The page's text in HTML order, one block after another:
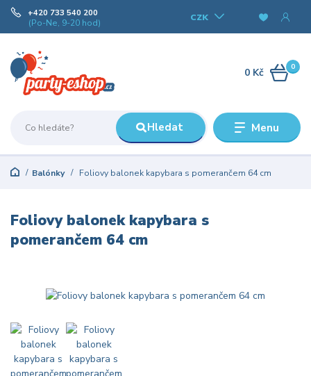
Menu
CZK
Hledat
+420 733 540 200
(Po-Ne, 9-20 hod)
0
0 Kč
Balónky Foliovy balonek kapybara s pomerančem 64 cm
Foliovy balonek kapybara s
pomerančem 64 cm